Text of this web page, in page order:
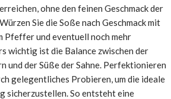
ohne den feinen Geschmack der
Sie die Soße nach Geschmack mit
Pfeffer und eventuell noch mehr
wichtig ist die Balance zwischen der
und der Süße der Sahne. Perfektionieren
gelegentliches Probieren, um die ideale
sicherzustellen. So entsteht eine